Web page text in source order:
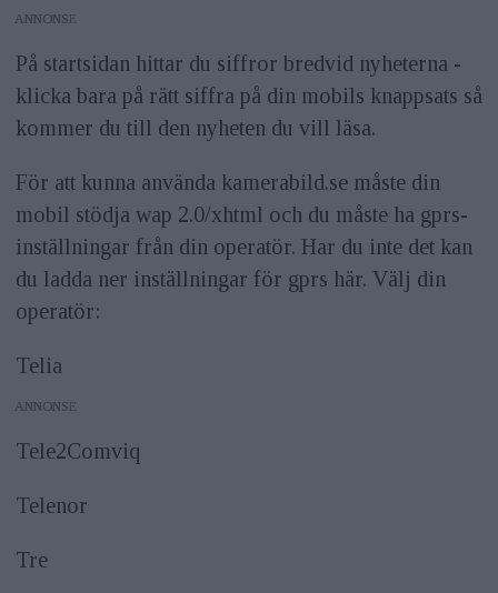
ANNONS
På startsidan hittar du siffror bredvid nyheterna -
klicka bara på rätt siffra på din mobils knappsats så
kommer du till den nyheten du vill läsa.
För att kunna använda kamerabild.se måste din
mobil stödja wap 2.0/xhtml och du måste ha gprs-
inställningar från din operatör. Har du inte det kan
du ladda ner inställningar för gprs här. Välj din
operatör:
Telia
ANNONS
Tele2Comviq
Telenor
Tre